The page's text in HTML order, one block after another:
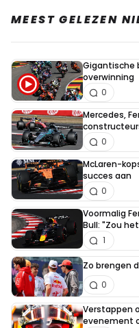
MEEST GELEZEN
Gigantische
overwinning
0
Mercedes,
0
McLaren-
succes aan
0
Voormalig
Bull: "Zou
1
Zo brengen
0
Verstappen
evenement